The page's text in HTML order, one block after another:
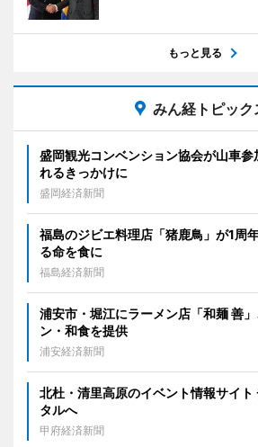
もっと見る
みん経トピック
盛岡観光コンベンション協会が山車
れるきっかけに
盛岡経済新聞
福島のジビエ料理店「猪鹿鳥」が1
る命を食に
福島経済新聞
浦安市・堀江にラーメン店「和麺 善
ン・和食を提供
浦安経済新聞
北杜・清里高原のイベント情報サイ
タルへ
甲府経済新聞